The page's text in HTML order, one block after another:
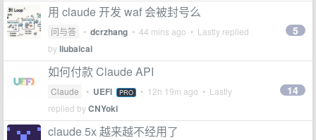
用 claude 开发 waf 会被封号么
问与答 • dcrzhang • 44 mins ago • Lastly replied
byliubaicai
5
如何付款 Claude API
Claude • UEFI PRO • 12h 19m ago • Lastly
replied byCNYoki
14
claude 5x 越来越不经用了